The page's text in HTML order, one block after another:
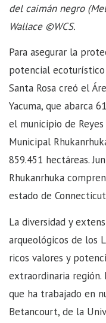
del caimán negro
Wallace ©WCS.
Para asegurar la
potencial
Santa Rosa creó el
Yacuma, que abarca
el municipio de
Municipal
859.451 hectáreas.
Rhukanrhuka
estado de
La diversidad y
arqueológicos de los
ricos valores y
extraordinaria región.
que ha trabajado en
Betancourt, de la